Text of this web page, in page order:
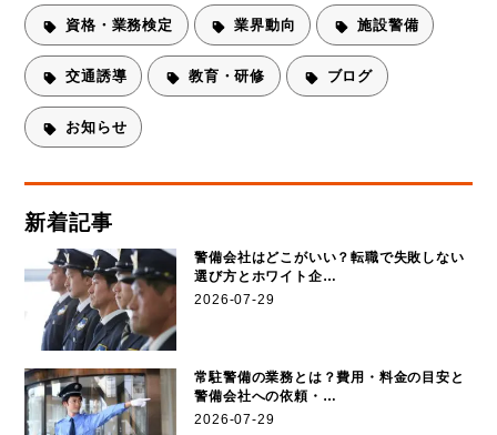
資格・業務検定 業界動向 施設警備
交通誘導 教育・研修 ブログ
お知らせ
新着記事
警備会社はどこがいい？転職で失敗しない
選び方とホワイト企…
2026-07-29
常駐警備の業務とは？費用・料金の目安と
警備会社への依頼・…
2026-07-29